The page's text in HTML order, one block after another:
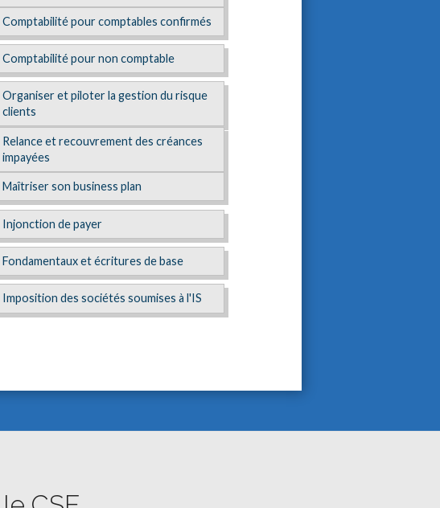
Comptabilité pour comptables confirmés
Comptabilité pour non comptable
Organiser et piloter la gestion du risque
clients
Relance et recouvrement des créances
impayées
Maîtriser son business plan
Injonction de payer
Fondamentaux et écritures de base
Imposition des sociétés soumises à l'IS